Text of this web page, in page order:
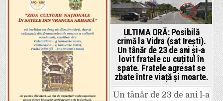
veche
românească
pentru
tinerii
de
azi
Posted
in
Posted
in
ULTIMA ORĂ: Posibilă
crimă la Vidra (sat Irești).
Un tânăr de 23 de ani și-a
lovit fratele cu cuțitul în
spate. Fratele agresat se
zbate între viață și moarte.
Un tânăr de 23 de ani l-a